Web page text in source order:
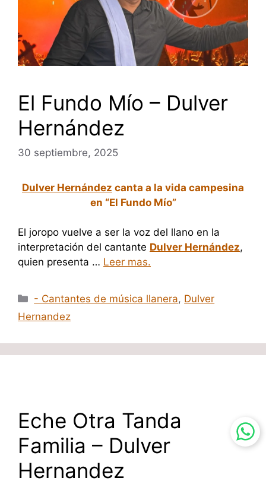
El Fundo Mío – Dulver
Hernández
30 septiembre, 2025
Dulver Hernández canta a la vida campesina
en “El Fundo Mío”
El joropo vuelve a ser la voz del llano en la
interpretación del cantante Dulver Hernández,
quien presenta … Leer mas.
Categorías
- Cantantes de música llanera, Dulver
Hernandez
Eche Otra Tanda
Familia – Dulver
Hernandez